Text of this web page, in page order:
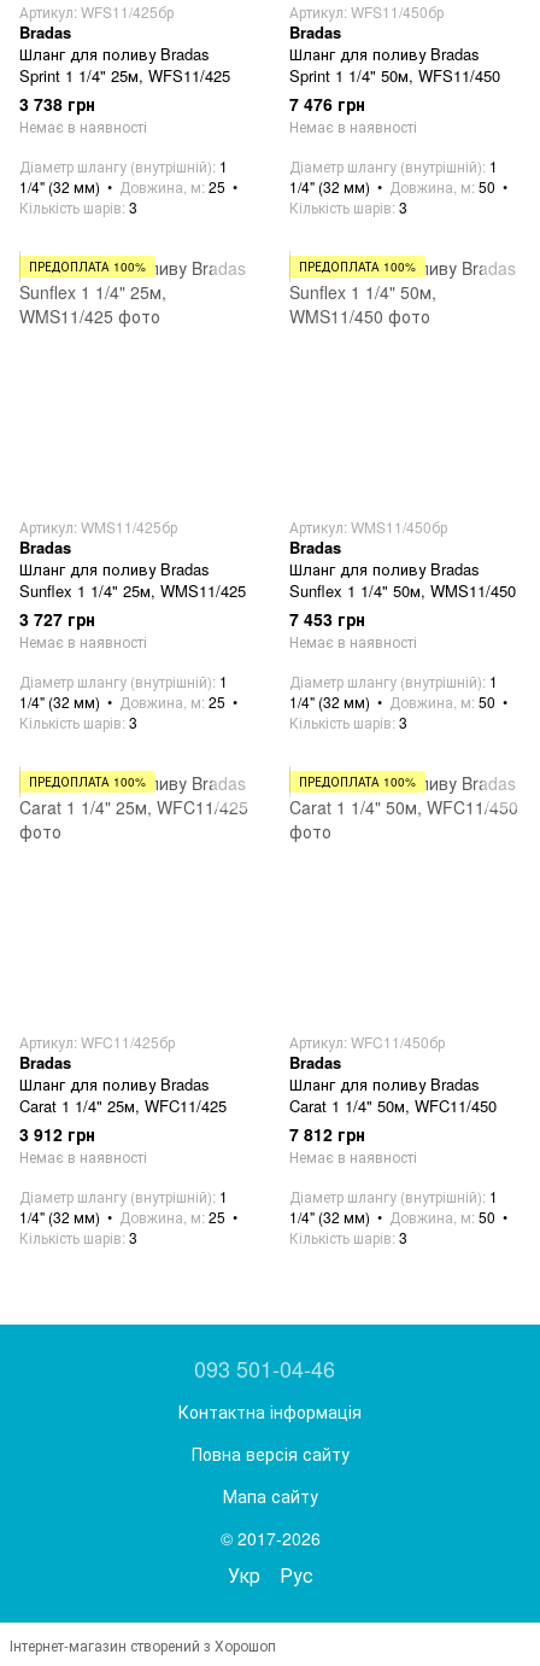
Артикул: WFS11/425бр
Bradas
Шланг для поливу Bradas
Sprint 1 1/4" 25м, WFS11/425
3 738 грн
Немає в наявності
Діаметр шлангу (внутрішній) 1
1/4" (32 мм)
Довжина, м 25
Кількість шарів 3
Артикул: WFS11/450бр
Bradas
Шланг для поливу Bradas
Sprint 1 1/4" 50м, WFS11/450
7 476 грн
Немає в наявності
Діаметр шлангу (внутрішній) 1
1/4" (32 мм)
Довжина, м 50
Кількість шарів 3
ПРЕДОПЛАТА 100%
Артикул: WMS11/425бр
Bradas
Шланг для поливу Bradas
Sunflex 1 1/4" 25м, WMS11/425
3 727 грн
Немає в наявності
Діаметр шлангу (внутрішній) 1
1/4" (32 мм)
Довжина, м 25
Кількість шарів 3
ПРЕДОПЛАТА 100%
Артикул: WMS11/450бр
Bradas
Шланг для поливу Bradas
Sunflex 1 1/4" 50м, WMS11/450
7 453 грн
Немає в наявності
Діаметр шлангу (внутрішній) 1
1/4" (32 мм)
Довжина, м 50
Кількість шарів 3
ПРЕДОПЛАТА 100%
Артикул: WFC11/425бр
Bradas
Шланг для поливу Bradas
Carat 1 1/4" 25м, WFC11/425
3 912 грн
Немає в наявності
Діаметр шлангу (внутрішній) 1
1/4" (32 мм)
Довжина, м 25
Кількість шарів 3
ПРЕДОПЛАТА 100%
Артикул: WFC11/450бр
Bradas
Шланг для поливу Bradas
Carat 1 1/4" 50м, WFC11/450
7 812 грн
Немає в наявності
Діаметр шлангу (внутрішній) 1
1/4" (32 мм)
Довжина, м 50
Кількість шарів 3
093 501-04-46
Контактна інформація
Повна версія сайту
Мапа сайту
© 2017-2026
Укр Рус
Інтернет-магазин створений з Хорошоп